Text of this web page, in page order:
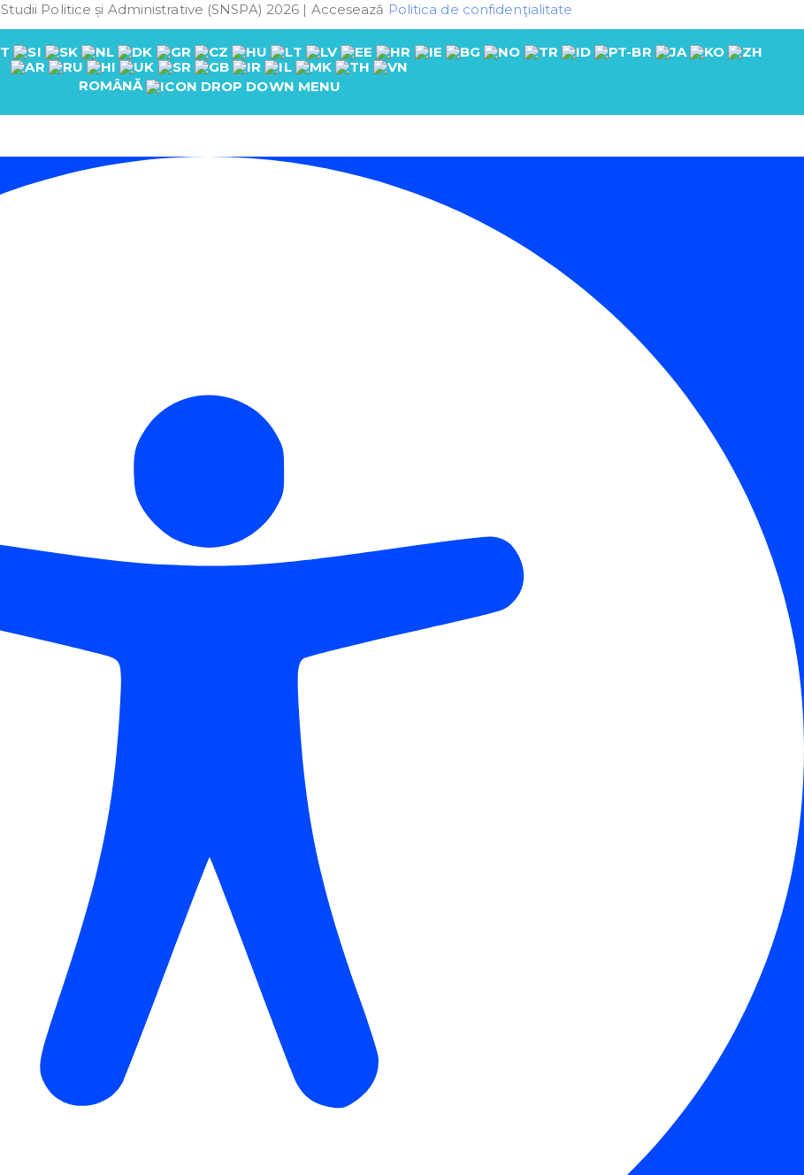
Politice și Administrative (SNSPA) 2026 | Accesează Politica de confidenţialitate
ROMÂNĂ